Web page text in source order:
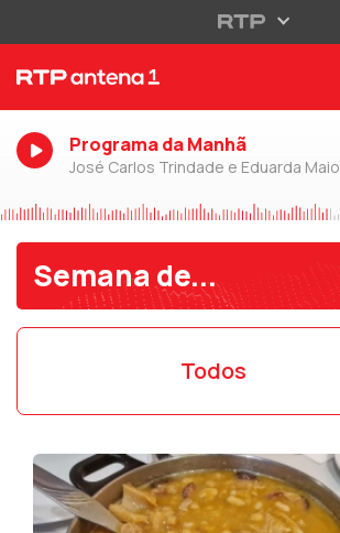
Programa da Manhã
José Carlos Trindade e Eduarda Maio
Semana de...
Todos